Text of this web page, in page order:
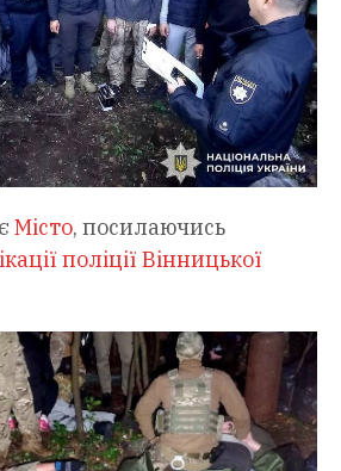
Mісто, посилаючись
поліції Вінницької